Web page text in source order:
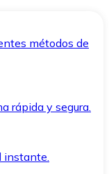
métodos de
rápida y segura.
instante.